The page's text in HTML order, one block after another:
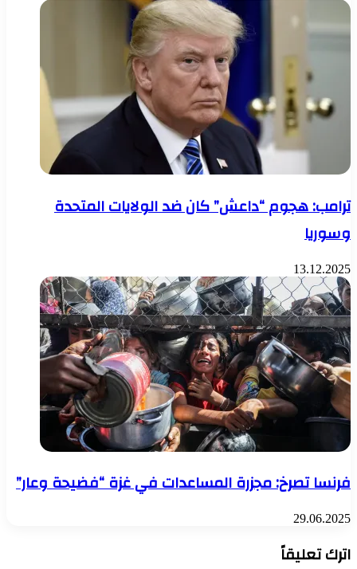
ترامب: هجوم “داعش” كان ضد الولايات المتحدة
وسوريا
13.12.2025
فرنسا تصرخ: مجزرة المساعدات في غزة “فضيحة وعار”
29.06.2025
اترك تعليقاً